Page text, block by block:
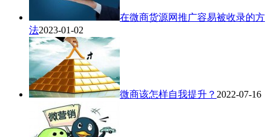
在微商货源网推广容易被收录的方
法2023-01-02
微商该怎样自我提升？ 2022-07-16